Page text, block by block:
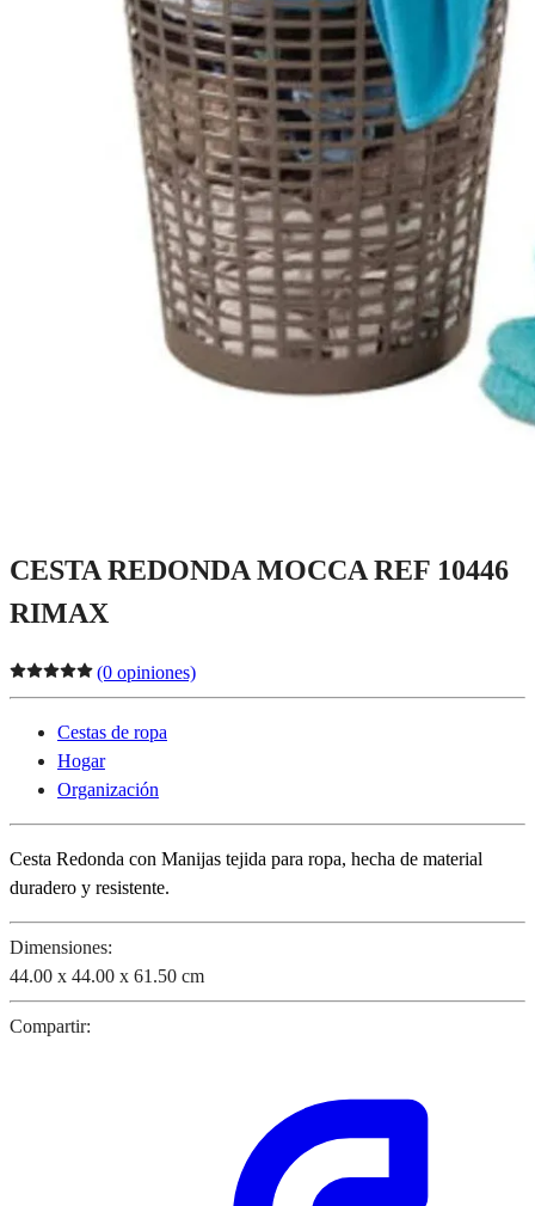
CESTA REDONDA MOCCA REF 10446
RIMAX
(0 opiniones)
Cestas de ropa
Hogar
Organización
Cesta Redonda con Manijas tejida para ropa, hecha de material
duradero y resistente.
Dimensiones:
44.00 x 44.00 x 61.50 cm
Compartir: